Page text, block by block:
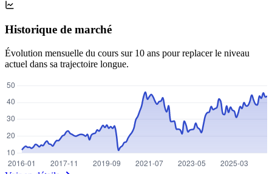
Historique de marché
Évolution mensuelle du cours sur 10 ans pour replacer le niveau
actuel dans sa trajectoire longue.